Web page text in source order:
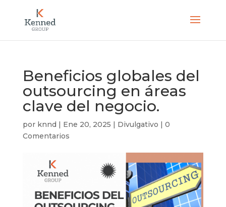
Beneficios globales del
outsourcing en áreas
clave del negocio.
por knnd | Ene 20, 2025 | Divulgativo | 0
Comentarios